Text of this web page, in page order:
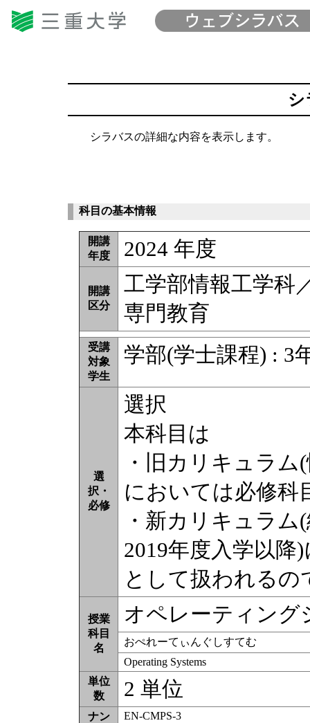
シ
シラバスの詳細な内容を表示します。
科目の基本情報
開講
年度
2024 年度
開講
区分
工学部情報工学科
専門教育
受講
対象
学生
学部(学士課程) : 3
選
択・
必修
選択
本科目は
・旧カリキュラム
においては必修科
・新カリキュラ
2019年度入学以降
として扱われるの
授業
科目
名
オペレーティング
おぺれーてぃんぐしすてむ
Operating Systems
単位
数
2 単位
ナン
EN-CMPS-3